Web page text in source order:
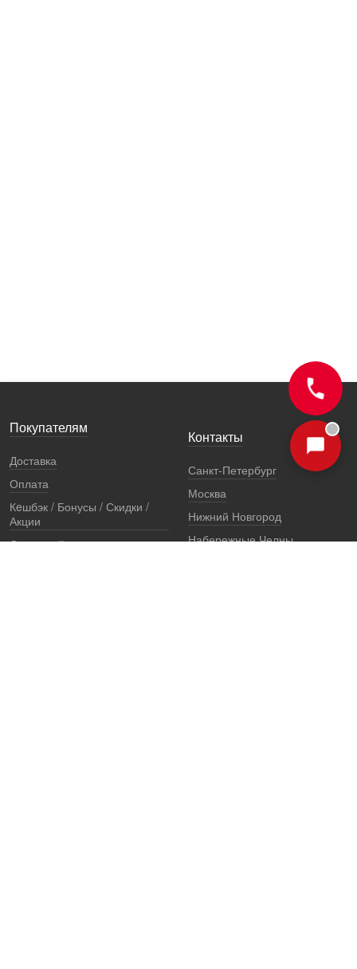
Покупателям
Доставка
Оплата
Кeшбэк / Бонусы / Скидки /
Акции
Остерегайтесь подделок
Контакты
Санкт-Петербург
Москва
Нижний Новгород
Набережные Челны